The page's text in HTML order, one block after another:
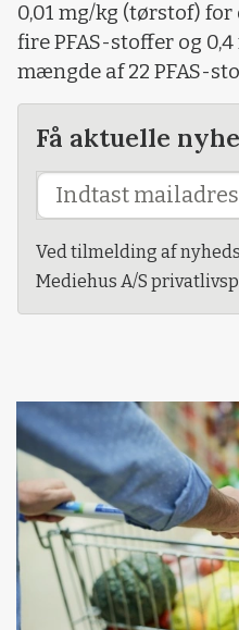
0,01 mg/kg (tørstof)
fire PFAS-stoffer og
mængde af 22 PFAS-
Få aktuelle
Ved tilmelding af
Mediehus A/S